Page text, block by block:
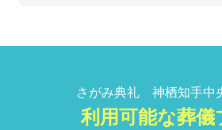
さがみ典礼 神栖知手中
利用可能な葬儀